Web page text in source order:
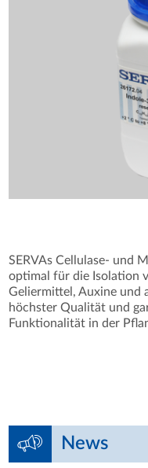
SERVAs Cellulase- und
optimal für die Isolation
Geliermittel, Auxine und
höchster Qualität und
Funktionalität in der
News